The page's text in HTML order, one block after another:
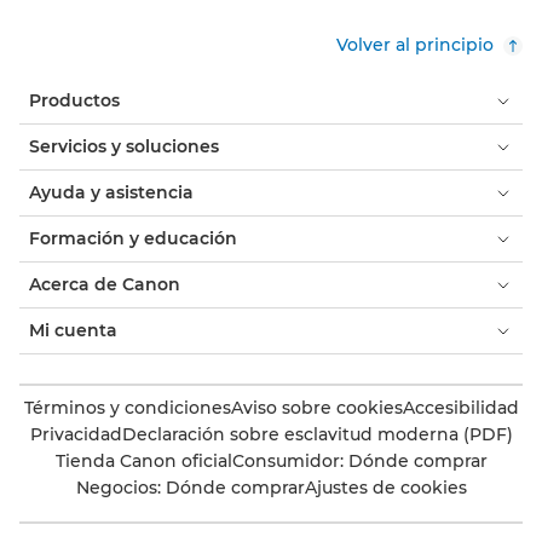
Volver al principio
Productos
Servicios y soluciones
Ayuda y asistencia
Formación y educación
Acerca de Canon
Mi cuenta
Términos y condicionesAviso sobre cookiesAccesibilidad
PrivacidadDeclaración sobre esclavitud moderna (PDF)
Tienda Canon oficialConsumidor: Dónde comprar
Negocios: Dónde comprarAjustes de cookies